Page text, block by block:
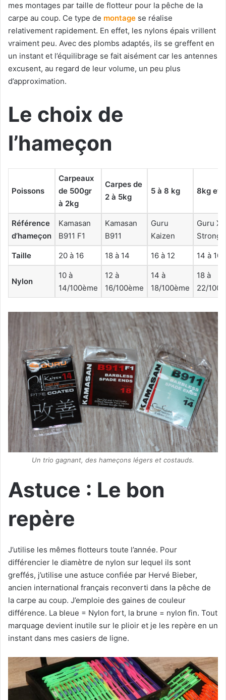
mes montages par taille de flotteur pour la pêche de la
carpe au coup. Ce type de montage se réalise
relativement rapidement. En effet, les nylons épais vrillent
vraiment peu. Avec des plombs adaptés, ils se greffent en
un instant et l’équilibrage se fait aisément car les antennes
excusent, au regard de leur volume, un peu plus
d’approximation.
Le choix de
l’hameçon
Poissons
Carpeaux
de 500gr
à 2kg
Carpes de
2 à 5kg
5 à 8 kg 8kg et
Référence
d’hameçon
Kamasan
B911 F1
Kamasan
B911
Guru
Kaizen
Guru X-
Strong
Taille 20 à 16 18 à 14 16 à 12 14 à 10
Nylon
10 à
14/100ème
12 à
16/100ème
14 à
18/100ème
18 à
22/100
Un trio gagnant, des hameçons légers et costauds.
Astuce : Le bon
repère
J’utilise les mêmes flotteurs toute l’année. Pour
différencier le diamètre de nylon sur lequel ils sont
greffés, j’utilise une astuce confiée par Hervé Bieber,
ancien international français reconverti dans la pêche de
la carpe au coup. J’emploie des gaines de couleur
différence. La bleue = Nylon fort, la brune = nylon fin. Tout
marquage devient inutile sur le plioir et je les repère en un
instant dans mes casiers de ligne.